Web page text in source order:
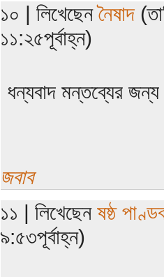
১০ | লিখেছেননৈষাদ
১১:২৫পূর্বাহ্ন)
ধন্যবাদ মন্তব্যের
জবাব
১১ | লিখেছেনষষ্ঠ
৯:৫৩পূর্বাহ্ন)